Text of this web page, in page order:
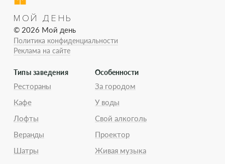
МОЙ ДЕНЬ
© 2026 Мой день
Политика конфиденциальности
Реклама на сайте
Типы заведения
Рестораны
Кафе
Лофты
Веранды
Шатры
Особенности
За городом
У воды
Свой алкоголь
Проектор
Живая музыка